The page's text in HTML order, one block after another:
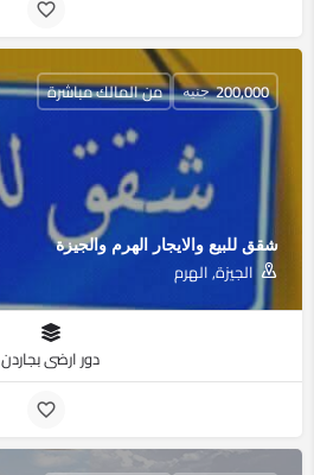
شقق للبيع والايجار الهرم والجيزة
الجيزة, الهرم
200,000 جنيه من المالك مباشرة
دور ارضى بجاردن